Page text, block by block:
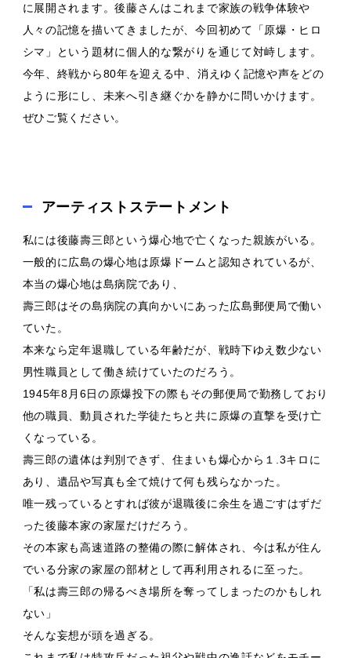
に展開されます。後藤さんはこれまで家族の戦争体験や
人々の記憶を描いてきましたが、今回初めて「原爆・ヒロ
シマ」という題材に個人的な繋がりを通じて対峙します。
今年、終戦から80年を迎える中、消えゆく記憶や声をどの
ように形にし、未来へ引き継ぐかを静かに問いかけます。
ぜひご覧ください。
アーティストステートメント
私には後藤壽三郎という爆心地で亡くなった親族がいる。
一般的に広島の爆心地は原爆ドームと認知されているが、
本当の爆心地は島病院であり、
壽三郎はその島病院の真向かいにあった広島郵便局で働い
ていた。
本来なら定年退職している年齢だが、戦時下ゆえ数少ない
男性職員として働き続けていたのだろう。
1945年8月6日の原爆投下の際もその郵便局で勤務しており
他の職員、動員された学徒たちと共に原爆の直撃を受け亡
くなっている。
壽三郎の遺体は判別できず、住まいも爆心から１.3キロに
あり、遺品や写真も全て焼けて何も残らなかった。
唯一残っているとすれば彼が退職後に余生を過ごすはずだ
った後藤本家の家屋だけだろう。
その本家も高速道路の整備の際に解体され、今は私が住ん
でいる分家の家屋の部材として再利用されるに至った。
「私は壽三郎の帰るべき場所を奪ってしまったのかもしれ
ない」
そんな妄想が頭を過ぎる。